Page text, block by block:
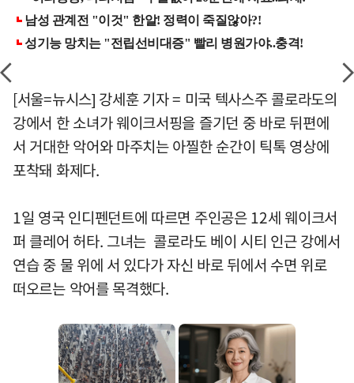
[서울=뉴시스] 강세훈 기자 = 미국 텍사스주 콜로라도의
강에서 한 소녀가 웨이크서핑을 즐기던 중 바로 뒤편에
서 거대한 악어와 마주치는 아찔한 순간이 틱톡 영상에
포착돼 화제다.
1일 영국 인디펜던트에 따르면 주인공은 12세 웨이크서
퍼 클레어 허타. 그녀는 콜로라도 베이 시티 인근 강에서
연습 중 물 위에 서 있다가 자신 바로 뒤에서 수면 위로
떠오르는 악어를 목격했다.